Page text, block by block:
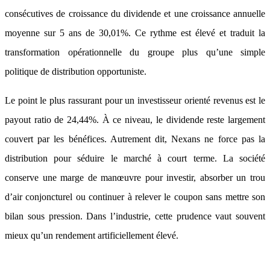
consécutives de croissance du dividende et une croissance annuelle
moyenne sur 5 ans de 30,01%. Ce rythme est élevé et traduit la
transformation opérationnelle du groupe plus qu’une simple
politique de distribution opportuniste.
Le point le plus rassurant pour un investisseur orienté revenus est le
payout ratio de 24,44%. À ce niveau, le dividende reste largement
couvert par les bénéfices. Autrement dit, Nexans ne force pas la
distribution pour séduire le marché à court terme. La société
conserve une marge de manœuvre pour investir, absorber un trou
d’air conjoncturel ou continuer à relever le coupon sans mettre son
bilan sous pression. Dans l’industrie, cette prudence vaut souvent
mieux qu’un rendement artificiellement élevé.